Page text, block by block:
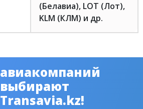
(Белавиа), LOT (Лот),
KLM (КЛМ) и др.
авиакомпаний
выбирают
Transavia.kz!